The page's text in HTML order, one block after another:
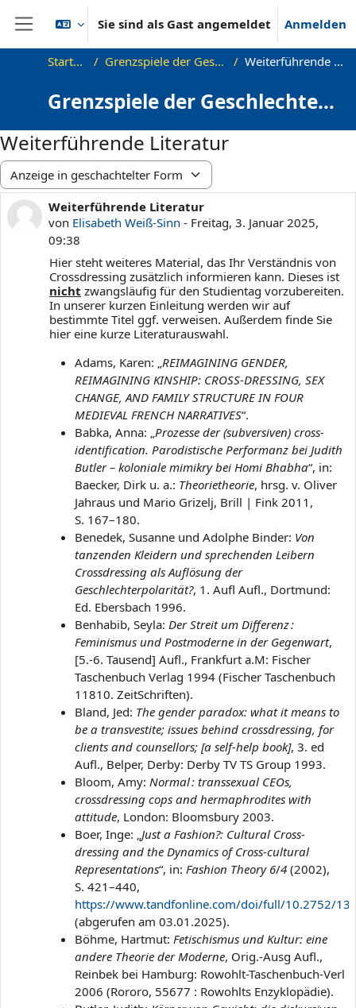
Zum Hauptinhalt
Website-Übersicht
Sie sind als Gast angemeldet Anmelden
Startseite Grenzspiele der Geschlechter Weiterführende Literatur
Grenzspiele der Geschlechter:
Crossdressing und
Genderdiversität in Literatur,
Theorie und Film
Weiterführende Literatur
Anzeigemodus
Weiterführende Literatur
von Elisabeth Weiß-Sinn - Freitag, 3. Januar 2025,
09:38
Anzahl Antworten: 0
Hier steht weiteres Material, das Ihr Verständnis von
Crossdressing zusätzlich informieren kann. Dieses ist
nicht zwangsläufig für den Studientag vorzubereiten.
In unserer kurzen Einleitung werden wir auf
bestimmte Titel ggf. verweisen. Außerdem finde Sie
hier eine kurze Literaturauswahl.
Adams, Karen: „ REIMAGINING GENDER,
REIMAGINING KINSHIP: CROSS-DRESSING, SEX
CHANGE, AND FAMILY STRUCTURE IN FOUR
MEDIEVAL FRENCH NARRATIVES“.
Babka, Anna: „ Prozesse der (subversiven) cross-
identification. Parodistische Performanz bei Judith
Butler – koloniale mimikry bei Homi Bhabha“, in:
Baecker, Dirk u. a.: Theorietheorie, hrsg. v. Oliver
Jahraus und Mario Grizelj, Brill | Fink 2011,
S. 167–180.
Benedek, Susanne und Adolphe Binder: Von
tanzenden Kleidern und sprechenden Leibern
Crossdressing als Auflösung der
Geschlechterpolarität?, 1. Aufl Aufl., Dortmund:
Ed. Ebersbach 1996.
Benhabib, Seyla: Der Streit um Differenz :
Feminismus und Postmoderne in der Gegenwart,
[5.-6. Tausend] Aufl., Frankfurt a.M: Fischer
Taschenbuch Verlag 1994 (Fischer Taschenbuch
11810. ZeitSchriften).
Bland, Jed: The gender paradox: what it means to
be a transvestite; issues behind crossdressing, for
clients and counsellors; [a self-help book], 3. ed
Aufl., Belper, Derby: Derby TV TS Group 1993.
Bloom, Amy: Normal : transsexual CEOs,
crossdressing cops and hermaphrodites with
attitude, London: Bloomsbury 2003.
Boer, Inge: „ Just a Fashion?: Cultural Cross-
dressing and the Dynamics of Cross-cultural
Representations“, in: Fashion Theory 6/4 (2002),
S. 421–440,
https://www.tandfonline.com/doi/full/10.2752/
(abgerufen am 03.01.2025).
Böhme, Hartmut: Fetischismus und Kultur: eine
andere Theorie der Moderne, Orig.-Ausg Aufl.,
Reinbek bei Hamburg: Rowohlt-Taschenbuch-Verl
2006 (Rororo, 55677 : Rowohlts Enzyklopädie).